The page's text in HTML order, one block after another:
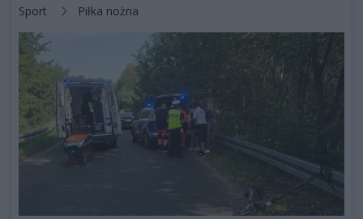
Kategorie artykułu:
Sport Piłka nożna